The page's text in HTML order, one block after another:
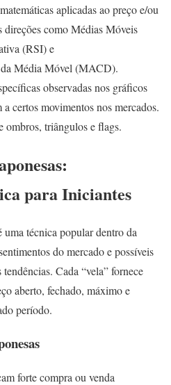
aplicadas ao preço e/ou
direções como Médias Móveis
(RSI) e
Média Móvel (MACD).
observadas nos gráficos
certos movimentos nos mercados.
ombros, triângulos e flags.
para Iniciantes
uma técnica popular dentro da
do mercado e possíveis
Cada “vela” fornece
aberto, fechado, máximo e
período.
forte compra ou venda